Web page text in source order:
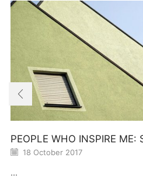
PEOPLE WHO INSPIRE ME:
18 October 2017
...